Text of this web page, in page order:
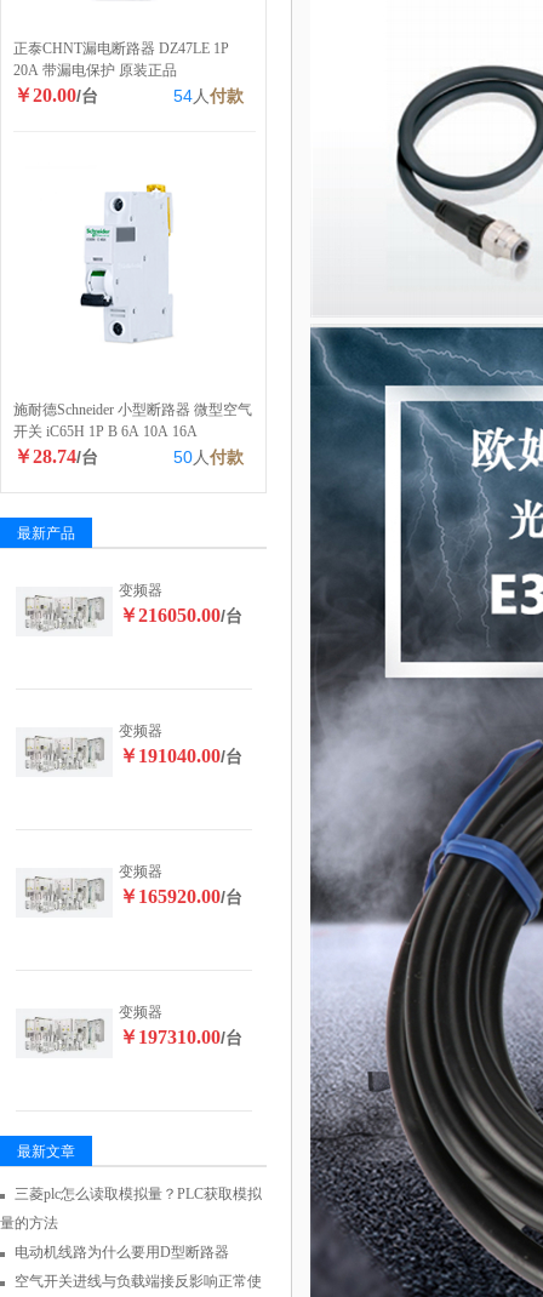
正泰CHNT漏电断路器 DZ47LE 1P
20A 带漏电保护 原装正品
￥20.00/台 54人付款
施耐德Schneider 小型断路器 微型空气
开关 iC65H 1P B 6A 10A 16A
￥28.74/台 50人付款
最新产品
变频器
￥216050.00/台
变频器
￥191040.00/台
变频器
￥165920.00/台
变频器
￥197310.00/台
最新文章
三菱plc怎么读取模拟量？PLC获取模拟
量的方法
电动机线路为什么要用D型断路器
空气开关进线与负载端接反影响正常使